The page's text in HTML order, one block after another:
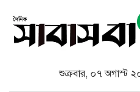
শুক্রবার, ০৭ অগাস্ট